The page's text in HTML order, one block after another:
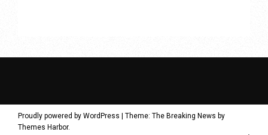
Proudly powered by WordPress
Theme: The Breaking News by
Themes Harbor.